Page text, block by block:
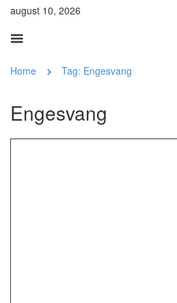
august 10, 2026
Home Tag: Engesvang
Engesvang